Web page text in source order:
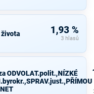
1,93 %
3 hlasů
ODVOLAT.polit.,NÍZKÉ